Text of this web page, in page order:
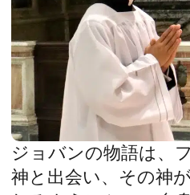
ジョバンの物語は、
神と出会い、その神